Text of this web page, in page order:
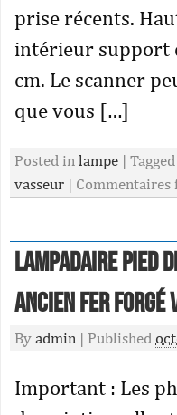
prise récents.
intérieur support
cm. Le scanner
que vous […]
Posted in lampe | Tagged
vasseur | Commentaires
Lampadaire Pied
Ancien Fer Forgé
By admin | Published
Important : Les